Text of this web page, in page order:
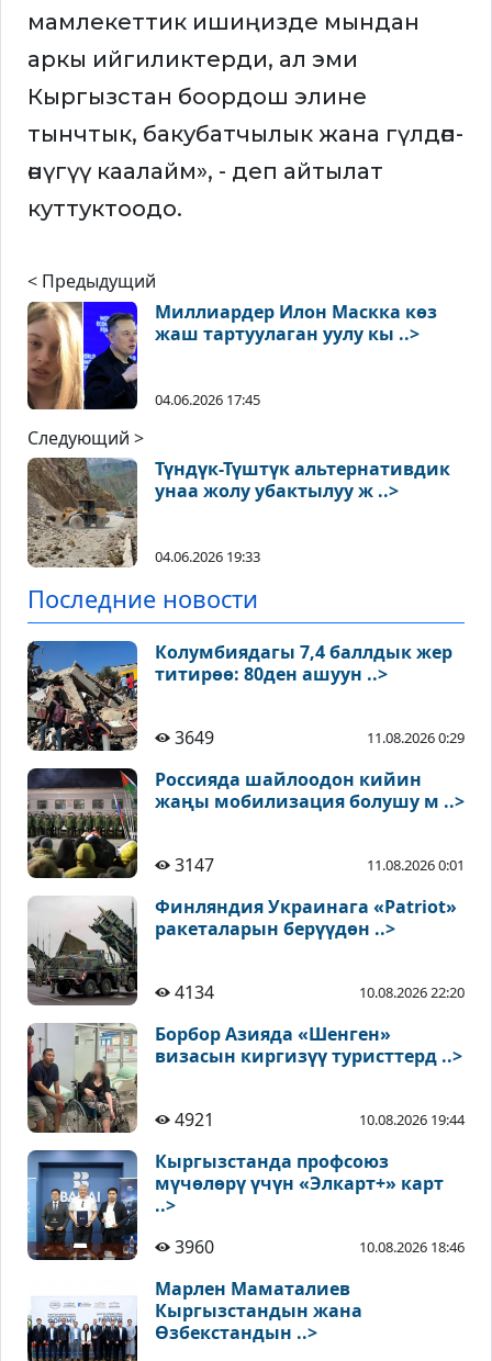
мамлекеттик ишиңизде мындан
аркы ийгиликтерди, ал эми
Кыргызстан боордош элине
тынчтык, бакубатчылык жана гүлдөп-
өнүгүү каалайм», - деп айтылат
куттуктоодо.
< Предыдущий
Миллиардер Илон Маскка көз
жаш тартуулаган уулу кы ..>
04.06.2026 17:45
Следующий >
Түндүк-Түштүк альтернативдик
унаа жолу убактылуу ж ..>
04.06.2026 19:33
Последние новости
Колумбиядагы 7,4 баллдык жер
титирөө: 80ден ашуун ..>
3649 11.08.2026 0:29
Россияда шайлоодон кийин
жаңы мобилизация болушу м ..>
3147 11.08.2026 0:01
Финляндия Украинага «Patriot»
ракеталарын берүүдөн ..>
4134 10.08.2026 22:20
Борбор Азияда «Шенген»
визасын киргизүү туристтерд ..>
4921 10.08.2026 19:44
Кыргызстанда профсоюз
мүчөлөрү үчүн «Элкарт+» карт
..>
3960
10.08.2026 18:46
Марлен Маматалиев
Кыргызстандын жана
Өзбекстандын ..>